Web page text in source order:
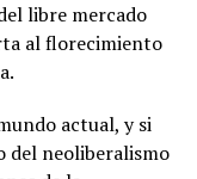
libre mercado
al florecimiento
actual, y si
del neoliberalismo